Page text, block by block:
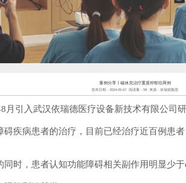
案例分享丨磁休克治疗重度抑郁症两例
发布日期： 2024-05-07 阅读量： 59 来源： 依瑞德集团
月引入武汉依瑞德医疗设备新技术有限公司
碍疾病患者的治疗，目前已经治疗近百例患
时，患者认知功能障碍相关副作用明显少